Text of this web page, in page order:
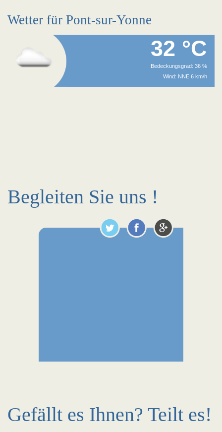
Wetter für Pont-sur-Yonne
32 °C
Bedeckungsgrad: 36 %
Wind: NNE 6 km/h
Begleiten Sie uns !
Gefällt es Ihnen? Teilt es!